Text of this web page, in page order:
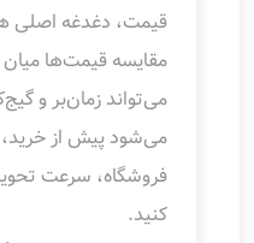
قیمت، دغدغه اصلی
مقایسه قیمت‌ها
می‌تواند زمان‌بر و
می‌شود پیش از خرید،
فروشگاه، سرعت
کنید.